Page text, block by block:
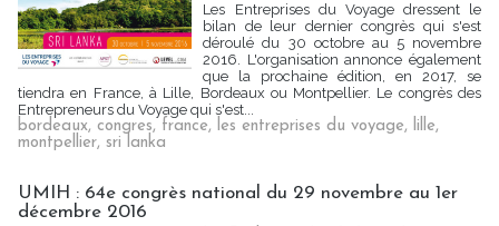
Les Entreprises du Voyage dressent le
bilan de leur dernier congrès qui s'est
déroulé du 30 octobre au 5 novembre
2016. L'organisation annonce également
que la prochaine édition, en 2017, se
tiendra en France, à Lille, Bordeaux ou Montpellier. Le congrès des
Entrepreneurs du Voyage qui s'est...
bordeaux, congres, france, les entreprises du voyage, lille,
montpellier, sri lanka
UMIH : 64e congrès national du 29 novembre au 1er
décembre 2016